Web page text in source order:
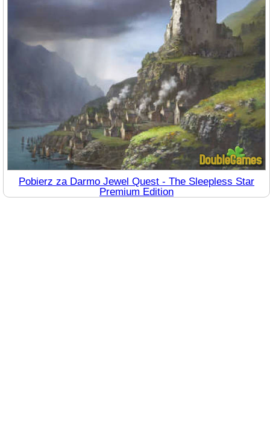
Pobierz za Darmo Jewel Quest - The Sleepless Star
Premium Edition